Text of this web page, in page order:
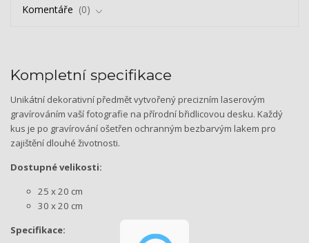
Komentáře
0
Kompletní specifikace
Unikátní dekorativní předmět vytvořený precizním laserovým
gravírováním vaší fotografie na přírodní břidlicovou desku. Každý
kus je po gravírování ošetřen ochranným bezbarvým lakem pro
zajištění dlouhé životnosti.
Dostupné velikosti:
25 x 20 cm
30 x 20 cm
Specifikace: